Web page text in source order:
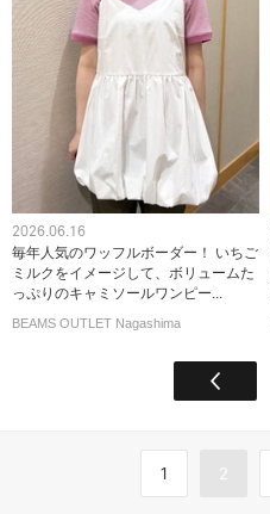
2026.06.16
毎年人気のワッフルボーダー！ いちご
ミルクをイメージして、ボリュームた
っぷりのキャミソールワンピー...
BEAMS OUTLET Nagashima
1 2